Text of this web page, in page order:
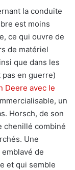
la conduite
est moins
ce qui ouvre de
de matériel
que dans les
pas en guerre)
Deere avec le
un
Horsch, de son
chenillé combiné
Une
de
et qui semble